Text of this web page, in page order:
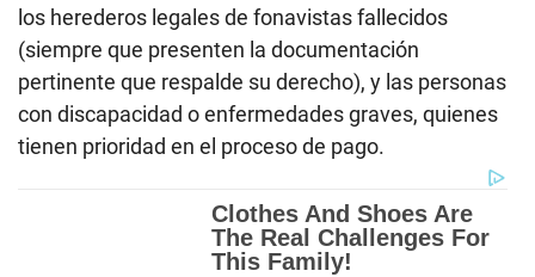
los herederos legales de fonavistas fallecidos
(siempre que presenten la documentación
pertinente que respalde su derecho), y las personas
con discapacidad o enfermedades graves, quienes
tienen prioridad en el proceso de pago.